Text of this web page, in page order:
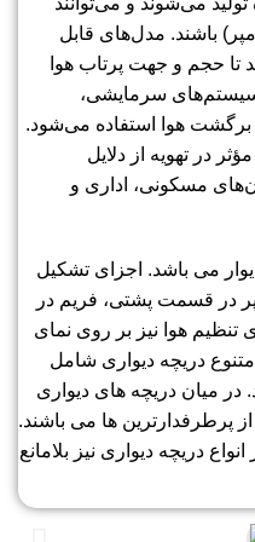
باشند. مدل‌های قابل
تا حجم و جهت پرتاب هوا
سیستم‌های سرمایشی،
برگشت هوا استفاده می‌شود.
در تهویه از دلایل
مسکونی، اداری و
می باشد. اجزای تشکیل
در قسمت پشتی، فریم در
هوا نیز بر روی نمای
دریچه دیواری شامل
میان دریچه های دیواری
ها می باشند.
دریچه دیواری نیز بلامانع